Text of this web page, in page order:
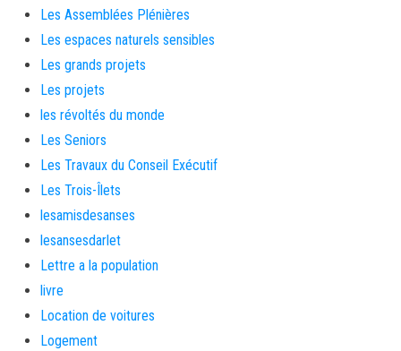
Les Assemblées Plénières
Les espaces naturels sensibles
Les grands projets
Les projets
les révoltés du monde
Les Seniors
Les Travaux du Conseil Exécutif
Les Trois-Îlets
lesamisdesanses
lesansesdarlet
Lettre a la population
livre
Location de voitures
Logement